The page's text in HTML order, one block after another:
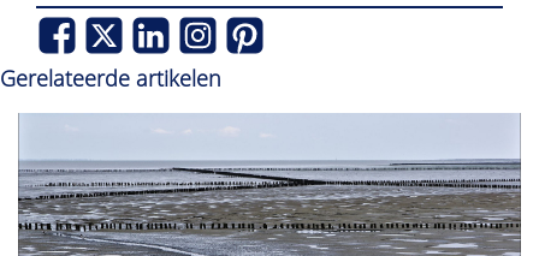
Gerelateerde artikelen